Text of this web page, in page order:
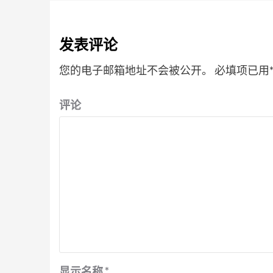
发表评论
您的电子邮箱地址不会被公开。 必填项已用*
评论